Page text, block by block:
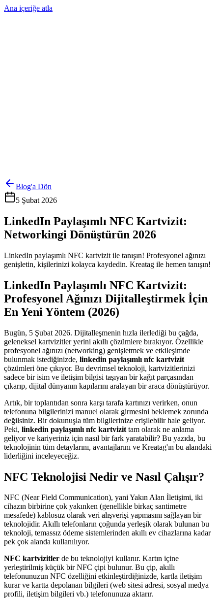
Ana içeriğe atla
Blog'a Dön
5 Şubat 2026
LinkedIn Paylaşımlı NFC Kartvizit:
Networkingi Dönüştürün 2026
LinkedIn paylaşımlı NFC kartvizit ile tanışın! Profesyonel ağınızı
genişletin, kişilerinizi kolayca kaydedin. Kreatag ile hemen tanışın!
LinkedIn Paylaşımlı NFC Kartvizit:
Profesyonel Ağınızı Dijitalleştirmek İçin
En Yeni Yöntem (2026)
Bugün, 5 Şubat 2026. Dijitalleşmenin hızla ilerlediği bu çağda,
geleneksel kartvizitler yerini akıllı çözümlere bırakıyor. Özellikle
profesyonel ağınızı (networking) genişletmek ve etkileşimde
bulunmak istediğinizde, linkedin paylaşımlı nfc kartvizit
çözümleri öne çıkıyor. Bu devrimsel teknoloji, kartvizitlerinizi
sadece bir isim ve iletişim bilgisi taşıyan bir kağıt parçasından
çıkarıp, dijital dünyanın kapılarını aralayan bir araca dönüştürüyor.
Artık, bir toplantıdan sonra karşı tarafa kartınızı verirken, onun
telefonuna bilgilerinizi manuel olarak girmesini beklemek zorunda
değilsiniz. Bir dokunuşla tüm bilgilerinize erişilebilir hale geliyor.
Peki, linkedin paylaşımlı nfc kartvizit tam olarak ne anlama
geliyor ve kariyeriniz için nasıl bir fark yaratabilir? Bu yazıda, bu
teknolojinin tüm detaylarını, avantajlarını ve Kreatag'ın bu alandaki
liderliğini inceleyeceğiz.
NFC Teknolojisi Nedir ve Nasıl Çalışır?
NFC (Near Field Communication), yani Yakın Alan İletişimi, iki
cihazın birbirine çok yakınken (genellikle birkaç santimetre
mesafede) kablosuz olarak veri alışverişi yapmasını sağlayan bir
teknolojidir. Akıllı telefonların çoğunda yerleşik olarak bulunan bu
teknoloji, temassız ödeme sistemlerinden akıllı ev cihazlarına kadar
pek çok alanda kullanılıyor.
NFC kartvizitler de bu teknolojiyi kullanır. Kartın içine
yerleştirilmiş küçük bir NFC çipi bulunur. Bu çip, akıllı
telefonunuzun NFC özelliğini etkinleştirdiğinizde, kartla iletişim
kurar ve kartta depolanan bilgileri (web sitesi adresi, sosyal medya
profili, iletişim bilgileri vb.) telefonunuza aktarır.